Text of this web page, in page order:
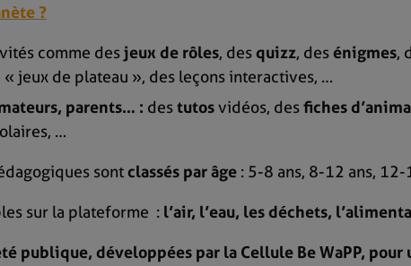
?
comme desjeux de rôles, desquizz, desénigmes,
jeux de plateau », des leçons interactives, …
parents… : destutosvidéos, desfiches
…
sontclassés par âge : 5-8 ans, 8-12 ans,
sur la plateforme : l’air, l’eau, les déchets,
publique, développées par la Cellule Be WaPP,